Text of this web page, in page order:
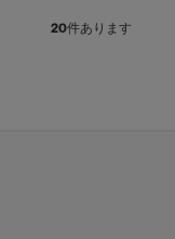
20件あります